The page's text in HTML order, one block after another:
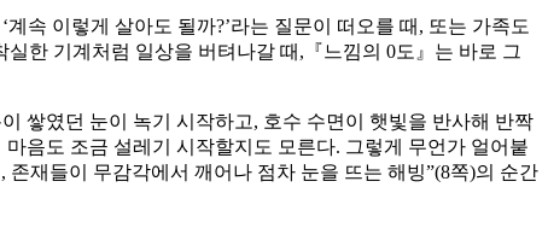
속 이렇게 살아도 될까?’라는 질문이 떠오를 때, 또는 가족도
한 기계처럼 일상을 버텨나갈 때,『느낌의 0도』는 바로 그
쌓였던 눈이 녹기 시작하고, 호수 수면이 햇빛을 반사해 반짝
음도 조금 설레기 시작할지도 모른다. 그렇게 무언가 얼어붙
재들이 무감각에서 깨어나 점차 눈을 뜨는 해빙”(8쪽)의 순간